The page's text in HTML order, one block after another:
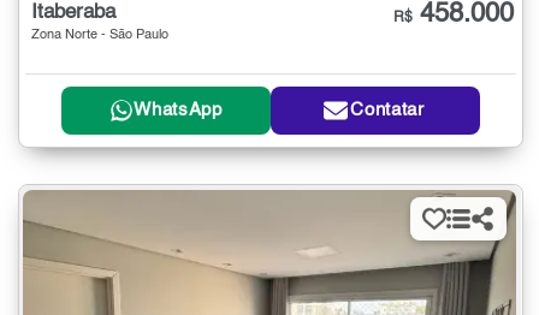
Itaberaba
Zona Norte - São Paulo
R$ 458.000
WhatsApp Contatar